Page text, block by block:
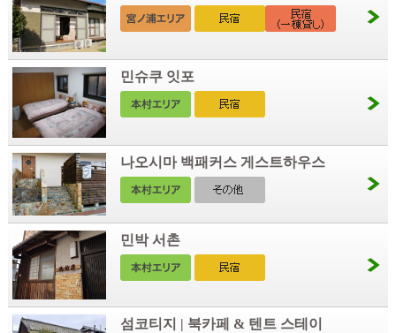
민슈쿠 잇포
나오시마 백패커스 게스트하우스
민박 서촌
섬코티지 | 북카페 & 텐트 스테이